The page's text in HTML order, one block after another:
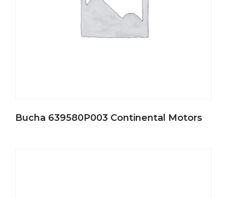
Bucha 639580P003 Continental Motors